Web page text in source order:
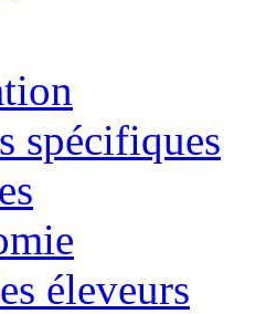
spécifiques
éleveurs